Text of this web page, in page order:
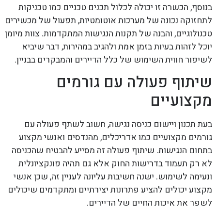
בנוסף, הכשרה זו יכולה לכלול תכנים טכניים כמו טכניקות
לתחזוקה נכונה של מערכות אוטומטיות, תפעול של מכשירים
טכנולוגיים, והבנה של תקנות הנגישות המתקדמות. צוות מיומן
יוכל לזהות בעיות בזמן אמת ולהגיב במהירות, דבר שיביא
לשיפור חווית השימוש של כלל הדיירים והמבקרים בבניין.
שיתוף פעולה עם גורמים
מקצועיים
בעת תכנון ויישום כניסה נגישה, חשוב לשתף פעולה עם
גורמים מקצועיים כמו אדריכלים, מהנדסים ואנשי מקצוע
בתחום הנגישות. שיתוף פעולה זה מסייע להבטיח שהכניסה
לא רק תעמוד בדרישות החוק אלא גם תהיה פונקציונלית
ונעימה לשימוש. ישנה חשיבות עליונה לעניין זה, שכן אנשי
מקצוע יכולים להציע פתרונות יצירתיים ומתקדמים שיכולים
לשפר את איכות החיים של הדיירים.